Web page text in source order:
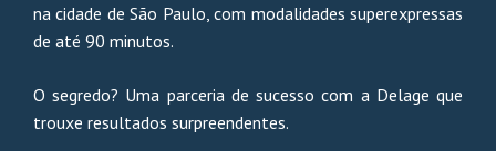
na cidade de São Paulo, com modalidades superexpressas
de até 90 minutos.
O segredo? Uma parceria de sucesso com a Delage que
trouxe resultados surpreendentes.